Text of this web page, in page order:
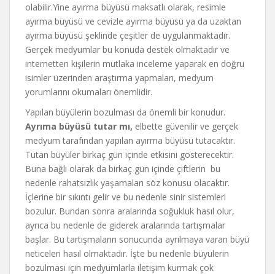
olabilir.Yine ayırma büyüsü maksatlı olarak, resimle
ayırma büyüsü ve cevizle ayırma büyüsü ya da uzaktan
ayırma büyüsü şeklinde çeşitler de uygulanmaktadır.
Gerçek medyumlar bu konuda destek olmaktadır ve
internetten kişilerin mutlaka inceleme yaparak en doğru
isimler üzerinden araştırma yapmaları, medyum
yorumlarını okumaları önemlidir.
Yapılan büyülerin bozulması da önemli bir konudur.
Ayrıma büyüsü tutar mı, elbette güvenilir ve gerçek
medyum tarafından yapılan ayırma büyüsü tutacaktır.
Tutan büyüler birkaç gün içinde etkisini gösterecektir.
Buna bağlı olarak da birkaç gün içinde çiftlerin bu
nedenle rahatsızlık yaşamaları söz konusu olacaktır.
İçlerine bir sıkıntı gelir ve bu nedenle sinir sistemleri
bozulur. Bundan sonra aralarında soğukluk hasıl olur,
ayrıca bu nedenle de giderek aralarında tartışmalar
başlar. Bu tartışmaların sonucunda ayrılmaya varan büyü
neticeleri hasıl olmaktadır. İşte bu nedenle büyülerin
bozulması için medyumlarla iletişim kurmak çok